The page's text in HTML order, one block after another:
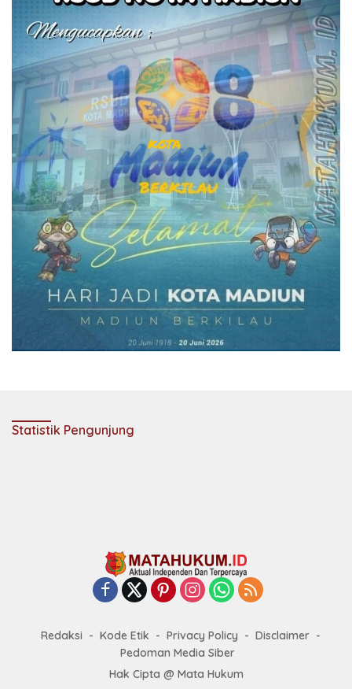
Statistik Pengunjung
Redaksi Kode Etik Privacy Policy
Disclaimer
Pedoman Media Siber
Hak Cipta @ Mata Hukum